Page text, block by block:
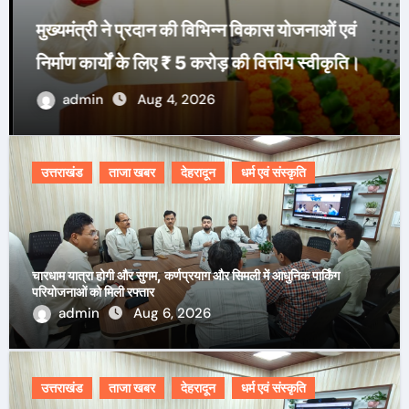
मुख्यमंत्री ने प्रदान की विभिन्न विकास योजनाओं एवं
निर्माण कार्यों के लिए ₹ 5 करोड़ की वित्तीय स्वीकृति।
admin Aug 4, 2026
उत्तराखंड ताजा खबर देहरादून धर्म एवं संस्कृति
चारधाम यात्रा होगी और सुगम, कर्णप्रयाग और सिमली में आधुनिक पार्किंग
परियोजनाओं को मिली रफ्तार
admin Aug 6, 2026
उत्तराखंड ताजा खबर देहरादून धर्म एवं संस्कृति